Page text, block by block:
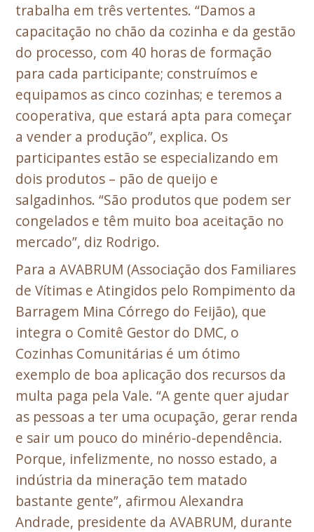
trabalha em três vertentes. “Damos a
capacitação no chão da cozinha e da gestão
do processo, com 40 horas de formação
para cada participante; construímos e
equipamos as cinco cozinhas; e teremos a
cooperativa, que estará apta para começar
a vender a produção”, explica. Os
participantes estão se especializando em
dois produtos – pão de queijo e
salgadinhos. “São produtos que podem ser
congelados e têm muito boa aceitação no
mercado”, diz Rodrigo.
Para a AVABRUM (Associação dos Familiares
de Vítimas e Atingidos pelo Rompimento da
Barragem Mina Córrego do Feijão), que
integra o Comitê Gestor do DMC, o
Cozinhas Comunitárias é um ótimo
exemplo de boa aplicação dos recursos da
multa paga pela Vale. “A gente quer ajudar
as pessoas a ter uma ocupação, gerar renda
e sair um pouco do minério-dependência.
Porque, infelizmente, no nosso estado, a
indústria da mineração tem matado
bastante gente”, afirmou Alexandra
Andrade, presidente da AVABRUM, durante